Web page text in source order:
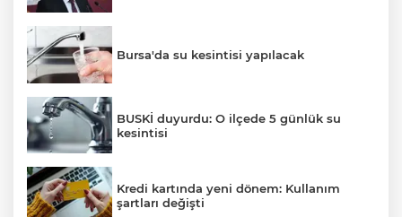
Bursa'da su kesintisi yapılacak
BUSKİ duyurdu: O ilçede 5 günlük su
kesintisi
Kredi kartında yeni dönem: Kullanım
şartları değişti